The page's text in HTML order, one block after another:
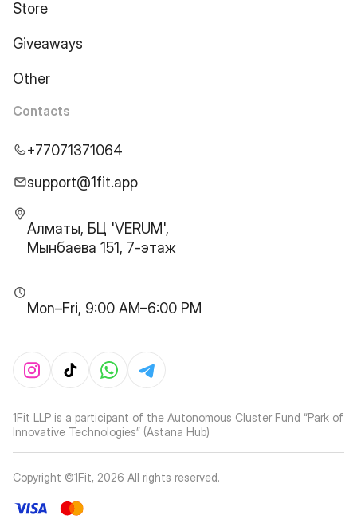
Store
Giveaways
Other
Contacts
+77071371064
support@1fit.app
Алматы, БЦ 'VERUM',
Мынбаева 151, 7-этаж
Mon–Fri, 9:00 AM–6:00 PM
1Fit LLP is a participant of the Autonomous Cluster Fund “Park of
Innovative Technologies” (Astana Hub)
Copyright ©1Fit, 2026 All rights reserved.